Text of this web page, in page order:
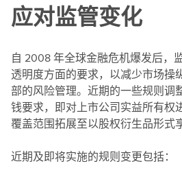
应对监管变化
自 2008 年全球金融危机爆发后，
透明度方面的要求，以减少市场操
部的风险管理。近期的一些规则调
钱要求，即对上市公司实益所有
覆盖范围拓展至以股权衍生品形式
近期及即将实施的规则变更包括：